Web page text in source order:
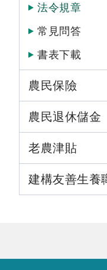
法令規章
常見問答
書表下載
農民保險
農民退休儲金
老農津貼
建構友善生養